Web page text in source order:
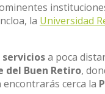
la Universidad
a poca
del Buen Retiro,
cerca la